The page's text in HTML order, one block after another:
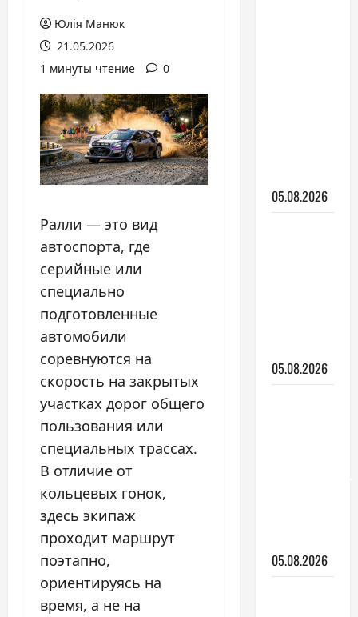
Юлія Манюк
21.05.2026
1 минуты чтение
0
Ралли — это вид
автоспорта, где
серийные или
специально
подготовленные
автомобили
соревнуются на
скорость на закрытых
участках дорог общего
пользования или
специальных трассах.
В отличие от
кольцевых гонок,
здесь экипаж
проходит маршрут
поэтапно,
ориентируясь на
время, а не на
05.08.2026
05.08.2026
05.08.2026